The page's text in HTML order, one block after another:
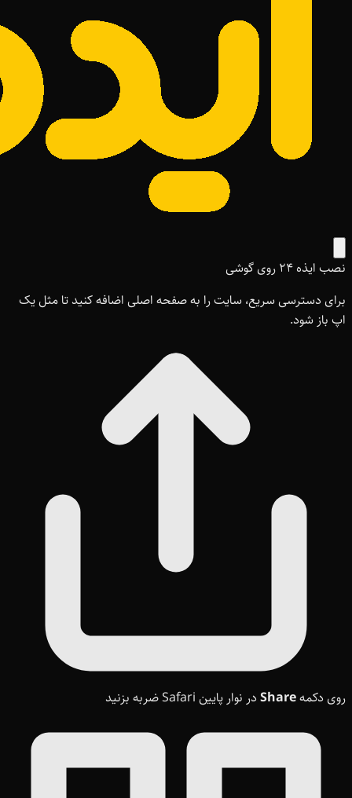
نصب ایذه ۲۴ روی گوشی
برای دسترسی سریع، سایت را به صفحه اصلی اضافه کنید تا مثل یک
اپ باز شود.
روی دکمهShare در نوار پایین Safari ضربه بزنید